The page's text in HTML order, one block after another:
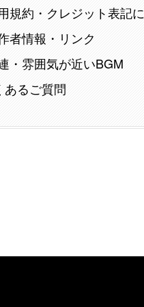
規約・クレジット表記
者情報・リンク
・雰囲気が近いBGM
あるご質問